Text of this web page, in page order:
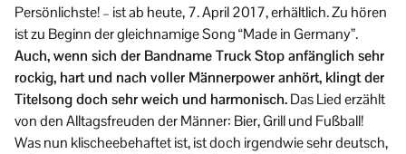
Persönlichste! – ist ab heute, 7. April 2017, erhältlich. Zu hören
ist zu Beginn der gleichnamige Song “Made in Germany”.
Auch, wenn sich der Bandname Truck Stop anfänglich sehr
rockig, hart und nach voller Männerpower anhört, klingt der
Titelsong doch sehr weich und harmonisch.Das Lied erzählt
von den Alltagsfreuden der Männer: Bier, Grill und Fußball!
Was nun klischeebehaftet ist, ist doch irgendwie sehr deutsch,